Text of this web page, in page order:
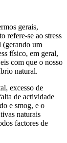
gerais,
refere-se ao stress
(gerando um
físico, em geral,
com que o nosso
natural.
excesso de
de actividade
e smog, e o
naturais
factores de